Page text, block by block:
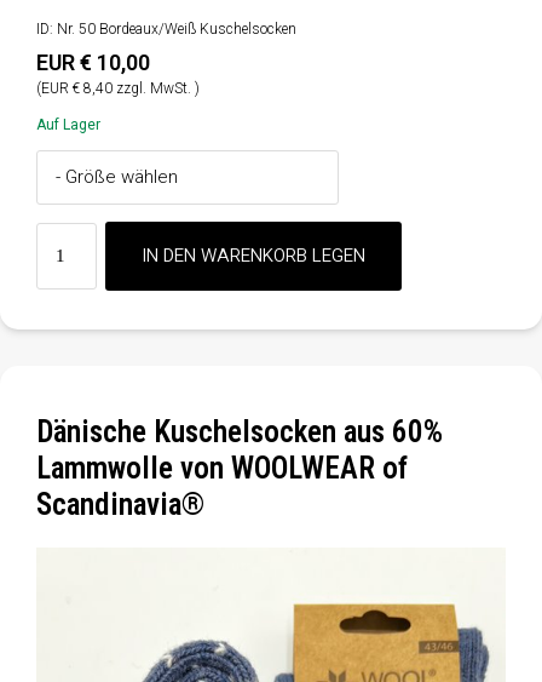
ID: Nr. 50 Bordeaux/Weiß Kuschelsocken
EUR € 10,00
(EUR € 8,40 zzgl. MwSt. )
Auf Lager
Dänische Kuschelsocken aus 60%
Lammwolle von WOOLWEAR of
Scandinavia®